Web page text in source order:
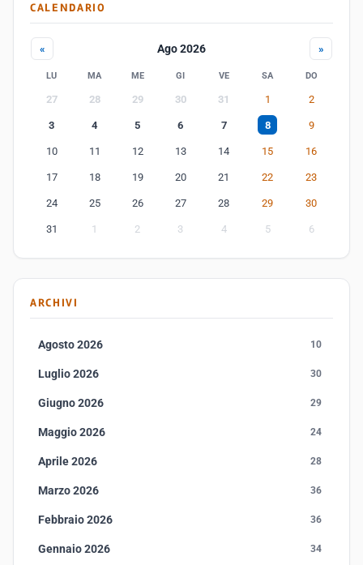
CALENDARIO
« Ago 2026 »
LU MA ME GI VE SA DO
27 28 29 30 31 1 2
3 4 5 6 7 8 9
10 11 12 13 14 15 16
17 18 19 20 21 22 23
24 25 26 27 28 29 30
31 1 2 3 4 5 6
ARCHIVI
Agosto 2026 10
Luglio 2026 30
Giugno 2026 29
Maggio 2026 24
Aprile 2026 28
Marzo 2026 36
Febbraio 2026 36
Gennaio 2026 34